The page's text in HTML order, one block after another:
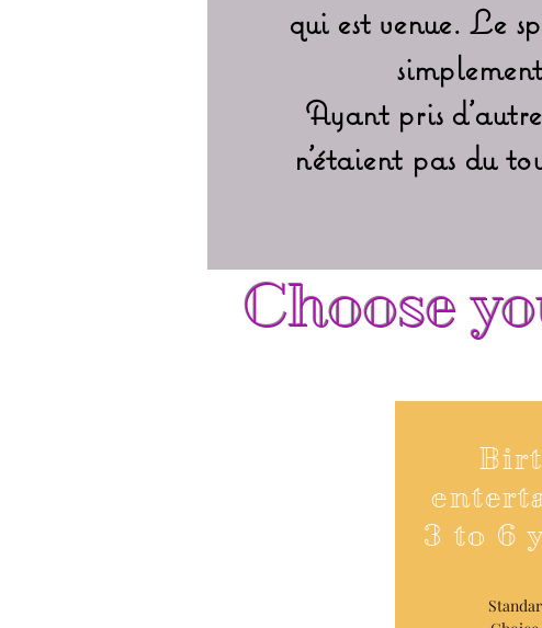
qui est venue. Le
Ayant pris
n'étaient pas du
Choose
3 to 6